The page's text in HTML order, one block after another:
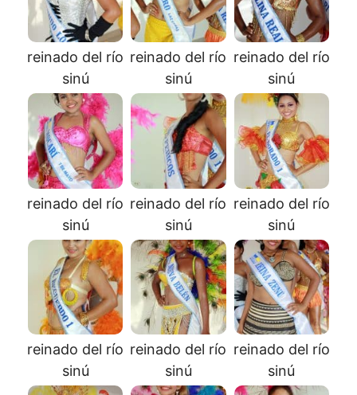
reinado del río
sinú
reinado del río
sinú
reinado del río
sinú
reinado del río
sinú
reinado del río
sinú
reinado del río
sinú
reinado del río
sinú
reinado del río
sinú
reinado del río
sinú